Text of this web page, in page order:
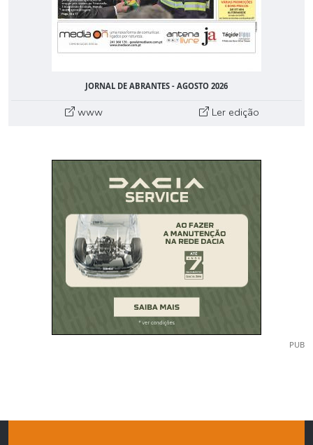
JORNAL DE ABRANTES - AGOSTO 2026
www Ler edição
PUB